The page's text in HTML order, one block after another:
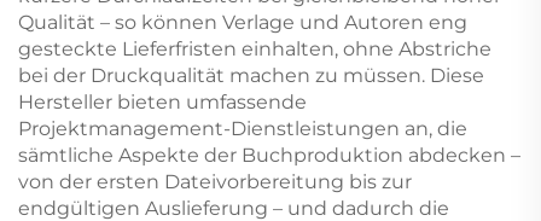
Qualität – so können Verlage und Autoren eng
gesteckte Lieferfristen einhalten, ohne Abstriche
bei der Druckqualität machen zu müssen. Diese
Hersteller bieten umfassende
Projektmanagement-Dienstleistungen an, die
sämtliche Aspekte der Buchproduktion abdecken –
von der ersten Dateivorbereitung bis zur
endgültigen Auslieferung – und dadurch die